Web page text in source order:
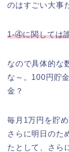
のはすごい大事
1-④に関しては
なので具体的な
な～。100円貯
金？
毎月1万円を貯
さらに明日のた
たとして、さら